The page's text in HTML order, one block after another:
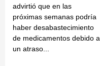
advirtió que en las
próximas semanas podría
haber desabastecimiento
de medicamentos debido a
un atraso...